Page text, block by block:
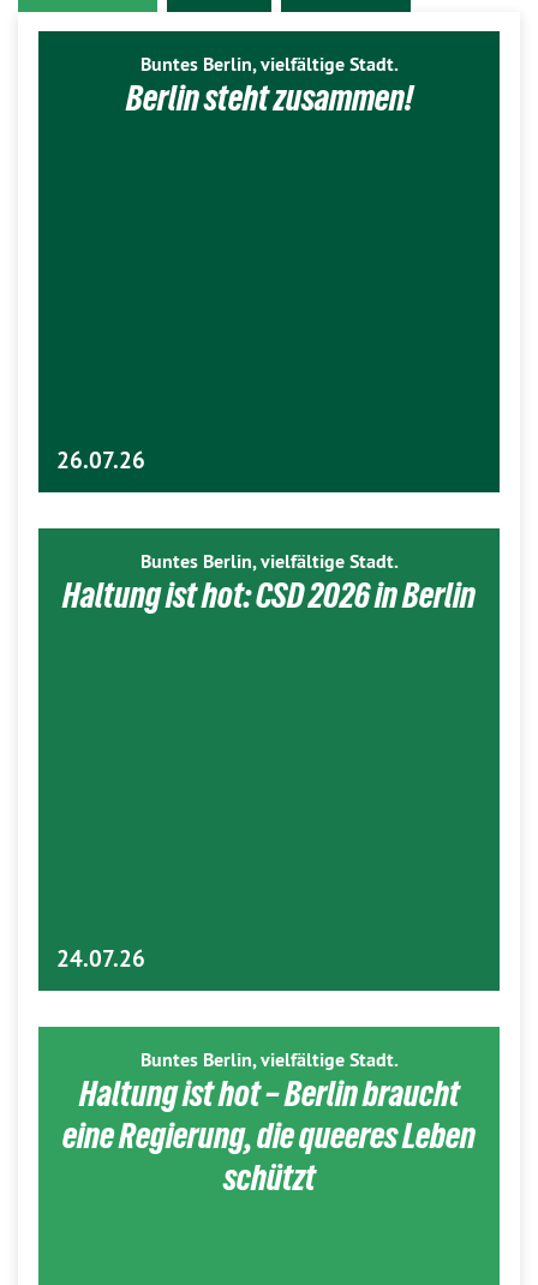
Buntes Berlin, vielfältige Stadt.
Berlin steht zusammen!
26.07.26
Buntes Berlin, vielfältige Stadt.
Haltung ist hot: CSD 2026 in Berlin
24.07.26
Buntes Berlin, vielfältige Stadt.
Haltung ist hot – Berlin braucht
eine Regierung, die queeres Leben
schützt